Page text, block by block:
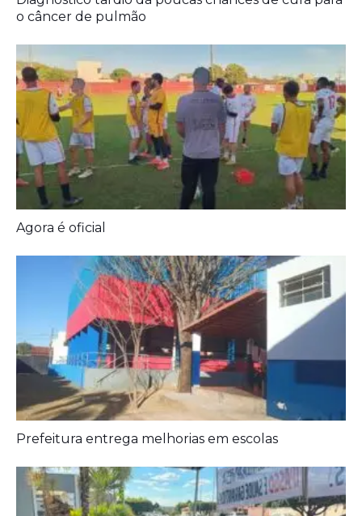
Agora é oficial
Prefeitura entrega melhorias em escolas
Aposentados encerram acampamento após acordo
com a prefeitura de Iporá